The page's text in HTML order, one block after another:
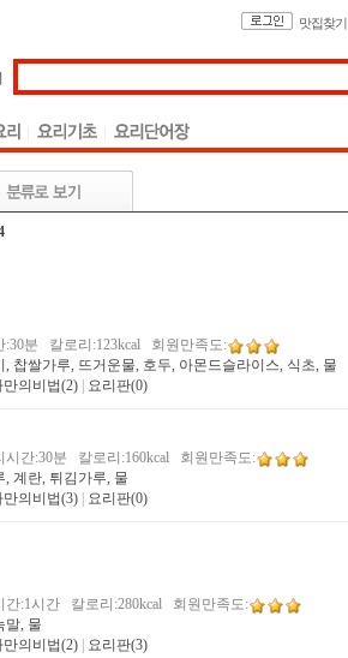
맛집찾기
분 칼로리:123kcal 회원만족도:
, 찹쌀가루, 뜨거운물, 호두, 아몬드슬라이스, 식초, 물
만의비법(2) 요리판(0)
간:30분 칼로리:160kcal 회원만족도:
, 계란, 튀김가루, 물
만의비법(3) 요리판(0)
:1시간 칼로리:280kcal 회원만족도:
말, 물
만의비법(2) 요리판(3)